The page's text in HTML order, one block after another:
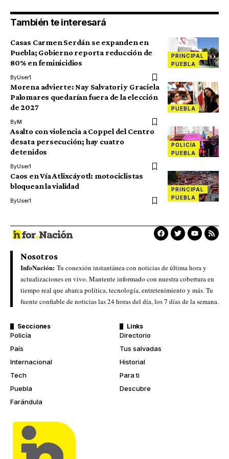
También te interesará
PRINCIPAL
PUEBLA
Casas Carmen Serdán se expanden en
Puebla; Gobierno reporta reducción de
80% en feminicidios
ByUser1
PUEBLA
Morena advierte: Nay Salvatori y Graciela
Palomares quedarían fuera de la elección
de 2027
ByM
POLICÍA
PUEBLA
Asalto con violencia a Coppel del Centro
desata persecución; hay cuatro
detenidos
ByUser1
PRINCIPAL
PUEBLA
Caos en Vía Atlixcáyotl: motociclistas
bloquean la vialidad
ByUser1
Nosotros
InfoNación: Tu conexión instantánea con noticias de última hora y
actualizaciones en vivo. Mantente informado con nuestra cobertura en
tiempo real que abarca política, tecnología, entretenimiento y más. Tu
fuente confiable de noticias las 24 horas del día, los 7 días de la semana.
Secciones
Policía
País
Internacional
Tech
Puebla
Farándula
Links
Directorio
Tus salvadas
Historial
Para ti
Descubre